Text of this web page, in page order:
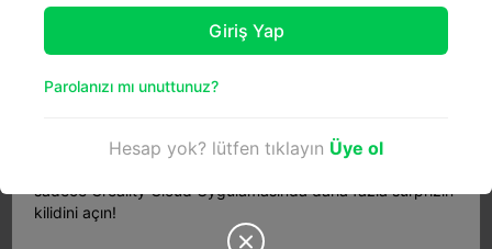
Hadi başlayalım!

Giriş Yap
Parolanızı mı unuttunuz?
Hesap yok? lütfen tıklayın Üye ol

Tam deneyimi yaşayın
ve tek tıklamayla yazdırma özelliklerinin keyfini çıkarın.
sadece Creality Cloud Uygulamasında daha fazla sürprizin
kilidini açın!